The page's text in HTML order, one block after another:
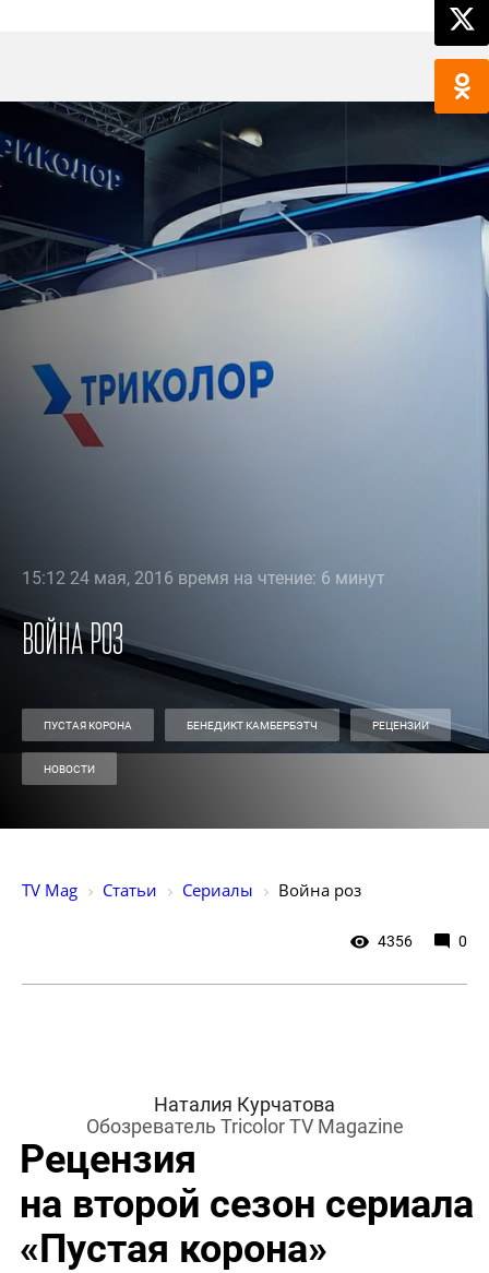
15:12 24 мая, 2016 время на чтение: 6 минут
Война роз
ПУСТАЯ КОРОНА БЕНЕДИКТ КАМБЕРБЭТЧ РЕЦЕНЗИИ
НОВОСТИ
TV Mag Статьи Сериалы Война роз
4356 0
Наталия Курчатова
Обозреватель Tricolor TV Magazine
Рецензия
на второй сезон сериала
«Пустая корона»